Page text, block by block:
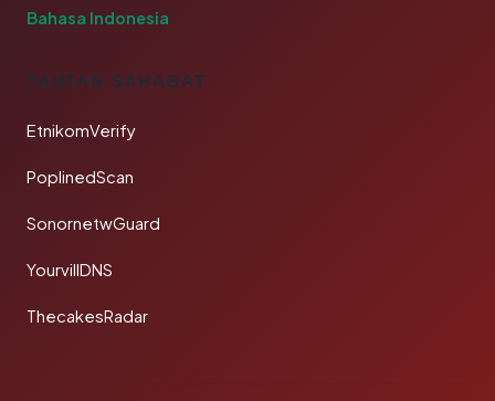
Bahasa Indonesia
TAUTAN SAHABAT
EtnikomVerify
PoplinedScan
SonornetwGuard
YourvillDNS
ThecakesRadar